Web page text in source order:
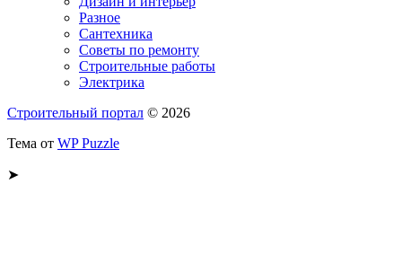
Разное
Сантехника
Советы по ремонту
Строительные работы
Электрика
Строительный портал © 2026
Тема от WP Puzzle
➤